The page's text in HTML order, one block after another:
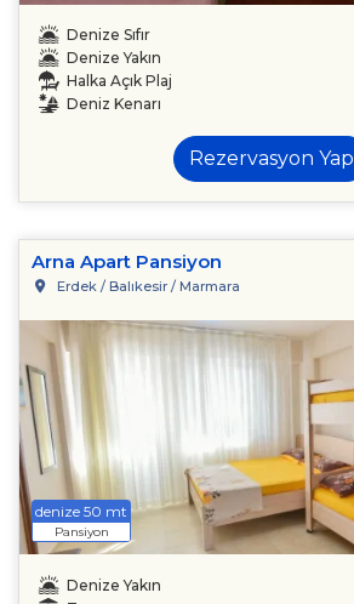
Denize Sıfır
Denize Yakın
Halka Açık Plaj
Deniz Kenarı
Rezervasyon Yap
Arna Apart Pansiyon
Erdek / Balıkesir / Marmara
denize 50 mt
Pansiyon
Denize Yakın